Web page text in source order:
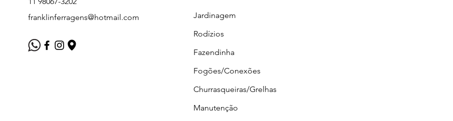
franklinferragens@hotmail.com
Jardinagem
Rodízios
Fazendinha
Fogões/Conexões
Churrasqueiras/Grelhas
Manutenção